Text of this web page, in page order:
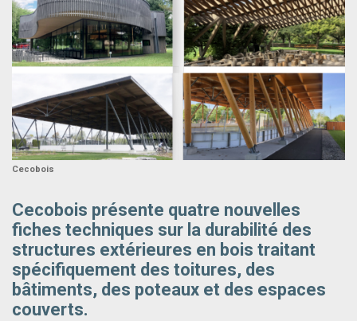
Cecobois
Cecobois présente quatre nouvelles
fiches techniques sur la durabilité des
structures extérieures en bois traitant
spécifiquement des toitures, des
bâtiments, des poteaux et des espaces
couverts.